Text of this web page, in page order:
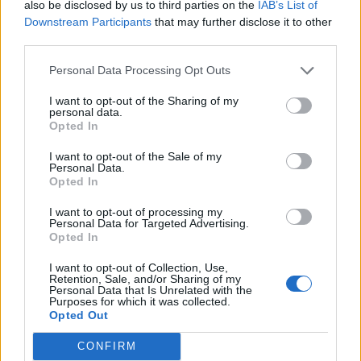
also be disclosed by us to third parties on the IAB’s List of
Downstream Participants that may further disclose it to other
Personal Data Processing Opt Outs
I want to opt-out of the Sharing of my
personal data.
Opted In
I want to opt-out of the Sale of my
Personal Data.
Opted In
I want to opt-out of processing my
Personal Data for Targeted Advertising.
Opted In
I want to opt-out of Collection, Use,
Retention, Sale, and/or Sharing of my
Personal Data that Is Unrelated with the
Purposes for which it was collected.
Opted Out
CONFIRM
17 Luca Di Angelo Macomerese
18 Giacomo Fantasia Thiesi 2
Stefano Gargiulo Ciocca
VISUALIZZA TUTTO